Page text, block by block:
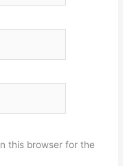
this browser for the